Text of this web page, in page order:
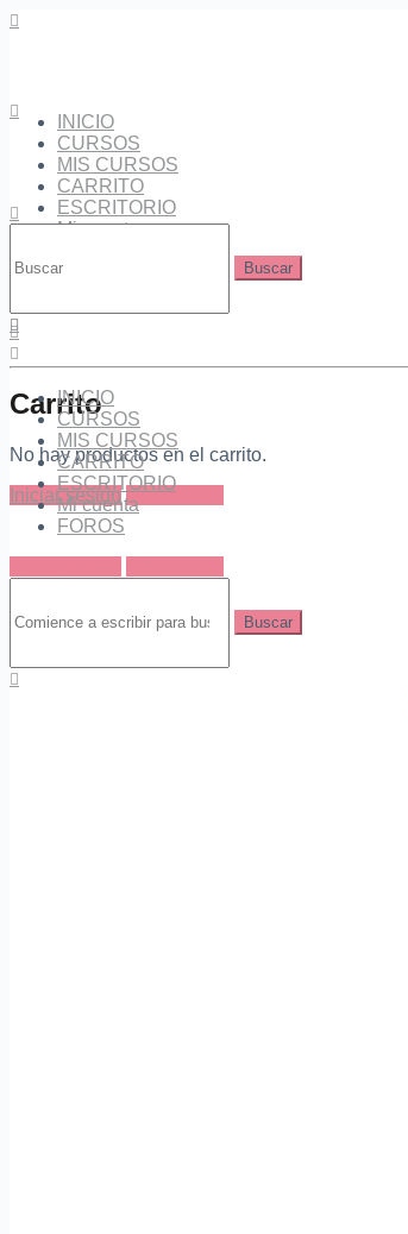
INICIO
CURSOS
MIS CURSOS
CARRITO
ESCRITORIO
Mi cuenta
Carrito
No hay productos en el carrito.
Iniciar sesión Registrarse
INICIO
CURSOS
MIS CURSOS
CARRITO
ESCRITORIO
Mi cuenta
FOROS